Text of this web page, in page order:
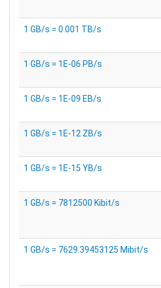
1 GB/s = 0.001 TB/s
1 GB/s = 1E-06 PB/s
1 GB/s = 1E-09 EB/s
1 GB/s = 1E-12 ZB/s
1 GB/s = 1E-15 YB/s
1 GB/s = 7812500 Kibit/s
1 GB/s = 7629.39453125 Mibit/s